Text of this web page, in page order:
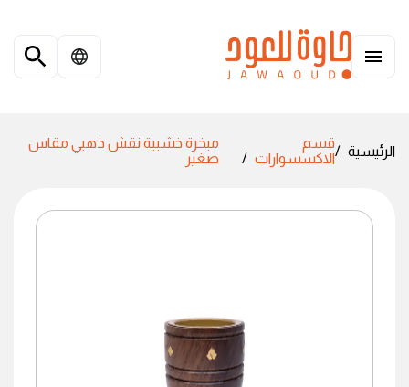
الرئيسية
قسم
الاكسسوارات
مبخرة خشبية نقش ذهبي مقاس
صغير